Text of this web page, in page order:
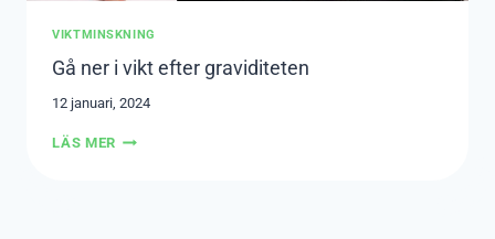
VIKTMINSKNING
Gå ner i vikt efter graviditeten
12 januari, 2024
LÄS MERGÅ